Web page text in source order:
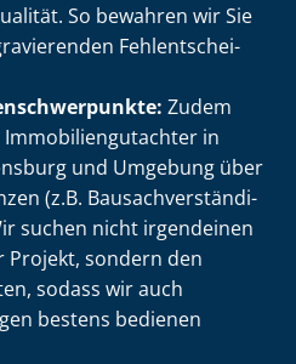
So bewahren wir Sie
Fehl­ent­schei­
Zudem
in
und Umgebung über
(z.B. Bau­sach­ver­stän­di­
suchen nicht irgendeinen
Projekt, sondern den
sodass wir auch
bestens bedienen